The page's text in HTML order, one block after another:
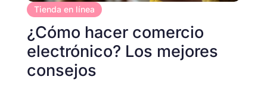
Tienda en línea
¿Cómo hacer comercio
electrónico? Los mejores
consejos